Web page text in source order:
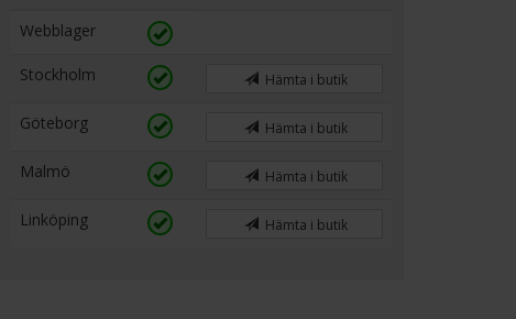
Webblager
Stockholm Hämta i butik
Göteborg Hämta i butik
Malmö Hämta i butik
Linköping Hämta i butik